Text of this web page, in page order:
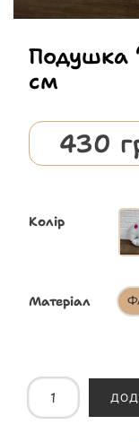
Подушка
см
430
Колір
Матеріал